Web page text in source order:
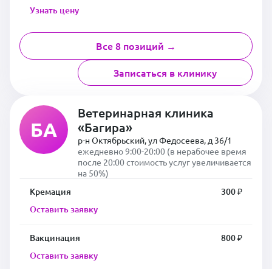
Узнать цену
Все 8 позиций →
Записаться в клинику
БА
Ветеринарная клиника
«Багира»
р-н Октябрьский, ул Федосеева, д 36/1
ежедневно 9:00-20:00 (в нерабочее время
после 20:00 стоимость услуг увеличивается
на 50%)
Кремация
300 ₽
Оставить заявку
Вакцинация
800 ₽
Оставить заявку